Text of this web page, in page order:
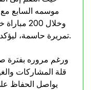
تمريرة حاسمة، ليؤكد قيمته كلاعب مؤثر في وسط الميدان.
ورغم مروره بفترة
قلة المشاركات
يواصل الحفاظ